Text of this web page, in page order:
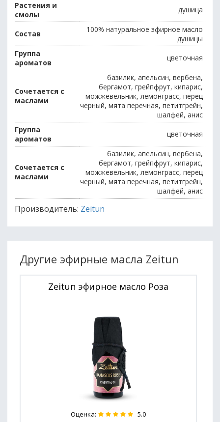
Растения и
смолы
душица
Состав
100% натуральное эфирное масло
душицы
Группа
ароматов
цветочная
Сочетается с
маслами
базилик, апельсин, вербена,
бергамот, грейпфрут, кипарис,
можжевельник, лемонграсс, перец
черный, мята перечная, петитгрейн,
шалфей, анис
Группа
ароматов
цветочная
Сочетается с
маслами
базилик, апельсин, вербена,
бергамот, грейпфрут, кипарис,
можжевельник, лемонграсс, перец
черный, мята перечная, петитгрейн,
шалфей, анис
Производитель: Zeitun
Другие эфирные масла Zeitun
Zeitun эфирное масло Роза
Оценка: 5.0